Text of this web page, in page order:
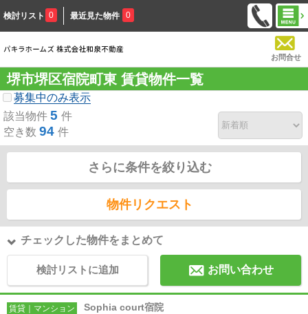
検討リスト 0 最近見た物件 0
お問合せ
堺市堺区宿院町東 賃貸物件一覧
募集中のみ表示
該当物件 5 件
空き数 94 件
さらに条件を絞り込む
物件リクエスト
チェックした物件をまとめて
検討リストに追加 お問い合わせ
賃貸｜マンション Sophia court宿院